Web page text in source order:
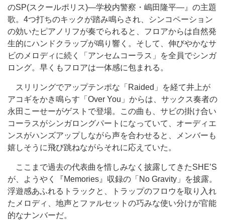
のSP(スクールポリス)―学校内警察・嶋田隆平―』の主題
歌。4つ打ちのキックが踏み鳴らされ、シンコペーション
の効いたピアノリフが奏でられると、フロアからは自然発
生的にハンドクラップが鳴り響く。そして、伸びやかなサ
ビのメロディに続く「アンセムコーラス」を全員でシンガ
ロング。早くもフロアは一体感に包まれる。
スリリングでアップテンポな「Raided」を経て井上が
アコギをかき鳴らす「Over You」からは、サックス奏者の
永田こーせーがゲストで登場。この曲も、サビの掛け合い
コーラスがシンガロングパートになっていて、オーディエ
ンスがハンズアップしながら声を合わせると、メンバーも
嬉しそうに飛び跳ねながらそれに応えていた。
ここまで過去の代表曲を惜しみなく披露してきたSHE’S
が、ようやく『Memories』収録の「No Gravity」を披露。
浮遊感あふれるトラックと、トラップのフロウを取り入れ
たメロディ、地声とファルセットの巧みな使い分けが官能
的なナンバーだ。